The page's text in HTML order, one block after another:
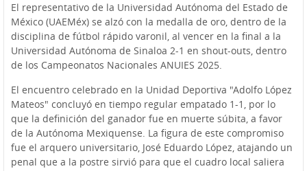
El representativo de la Universidad Autónoma del Estado de
México (UAEMéx) se alzó con la medalla de oro, dentro de la
disciplina de fútbol rápido varonil, al vencer en la final a la
Universidad Autónoma de Sinaloa 2-1 en shout-outs, dentro
de los Campeonatos Nacionales ANUIES 2025.
El encuentro celebrado en la Unidad Deportiva "Adolfo López
Mateos" concluyó en tiempo regular empatado 1-1, por lo
que la definición del ganador fue en muerte súbita, a favor
de la Autónoma Mexiquense. La figura de este compromiso
fue el arquero universitario, José Eduardo López, atajando un
penal que a la postre sirvió para que el cuadro local saliera